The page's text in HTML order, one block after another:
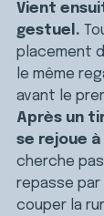
Vient
gestuel.
placement
le même
avant le
Après un
se rejoue
cherche
repasse par
couper la